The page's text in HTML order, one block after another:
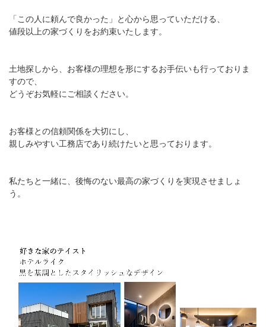
「この人に頼んで良かった」と心から思っていただける、
値段以上の家づくりをお約束いたします。
土地探しから、お客様の理想を形にするお手伝いも行っておりま
すので、
どうぞお気軽にご相談ください。
お客様との信頼関係を大切にし、
親しみやすい工務店であり続けたいと思っております。
私たちと一緒に、後悔のない最高の家づくりを実現させましょ
う。